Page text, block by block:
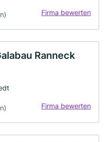
Firma bewerten
Ranneck
Firma bewerten